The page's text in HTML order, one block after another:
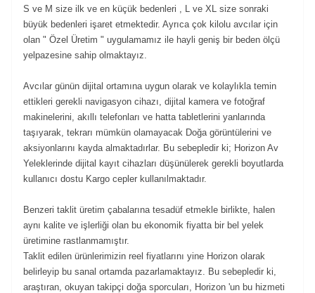
S ve M size ilk ve en küçük bedenleri , L ve XL size sonraki
büyük bedenleri işaret etmektedir. Ayrıca çok kilolu avcılar için
olan " Özel Üretim " uygulamamız ile hayli geniş bir beden ölçü
yelpazesine sahip olmaktayız.
Avcılar günün dijital ortamına uygun olarak ve kolaylıkla temin
ettikleri gerekli navigasyon cihazı, dijital kamera ve fotoğraf
makinelerini, akıllı telefonları ve hatta tabletlerini yanlarında
taşıyarak, tekrarı mümkün olamayacak Doğa görüntülerini ve
aksiyonlarını kayda almaktadırlar. Bu sebepledir ki; Horizon Av
Yeleklerinde dijital kayıt cihazları düşünülerek gerekli boyutlarda
kullanıcı dostu Kargo cepler kullanılmaktadır.
Benzeri taklit üretim çabalarına tesadüf etmekle birlikte, halen
aynı kalite ve işlerliği olan bu ekonomik fiyatta bir bel yelek
üretimine rastlanmamıştır.
Taklit edilen ürünlerimizin reel fiyatlarını yine Horizon olarak
belirleyip bu sanal ortamda pazarlamaktayız. Bu sebepledir ki,
araştıran, okuyan takipçi doğa sporcuları, Horizon 'un bu hizmeti